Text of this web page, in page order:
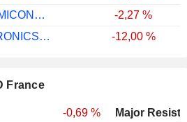
TSMC (TAIWAN SEMICONDUCTOR MANUFACTURING COMPANY)
-2,27 %
SAMSUNG ELECTRONICS CO., LTD.
-12,00 %
France
-0,69 %